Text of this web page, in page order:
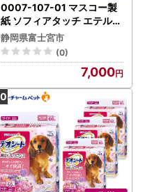
0007-107-01 マスコー製
紙 ソフィアタッチ エテルノ
ティッシュペーパー 150組
×5箱×6パック (30箱)
静岡県富士宮市
(0)
7,000